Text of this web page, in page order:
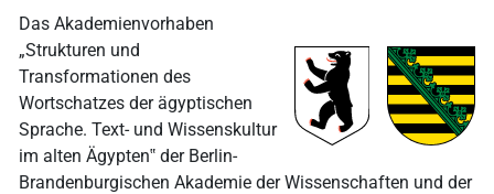
Das Akademienvorhaben
„Strukturen und
Transformationen des
Wortschatzes der ägyptischen
Sprache. Text- und Wissenskultur
im alten Ägypten‟ der Berlin-
Brandenburgischen Akademie der Wissenschaften und der